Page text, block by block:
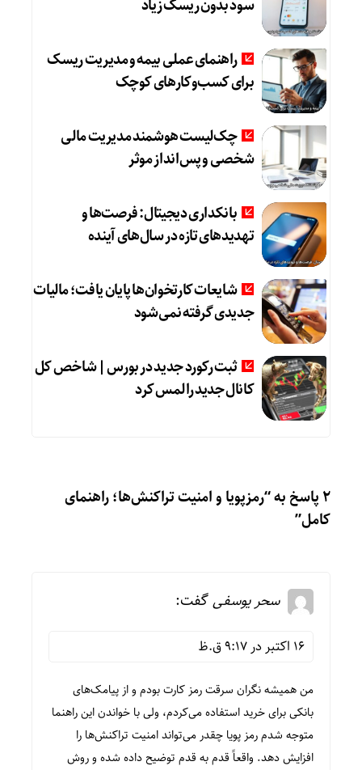
سود بدون ریسک زیاد
راهنمای عملی بیمه و مدیریت ریسک
برای کسب‌وکارهای کوچک
چک‌لیست هوشمند مدیریت مالی
شخصی و پس‌انداز موثر
بانکداری دیجیتال: فرصت‌ها و
تهدیدهای تازه در سال‌های آینده
شایعات کارتخوان‌ها پایان یافت؛ مالیات
جدیدی گرفته نمی‌شود
ثبت رکورد جدید در بورس | شاخص کل
کانال جدید را لمس کرد
2 پاسخ به “رمزپویا و امنیت تراکنش‌ها؛ راهنمای
کامل”
سحر یوسفیگفت:
16 اکتبر در 9:17 ق.ظ
من همیشه نگران سرقت رمز کارت بودم و از پیامک‌های
بانکی برای خرید استفاده می‌کردم، ولی با خواندن این راهنما
متوجه شدم رمز پویا چقدر می‌تواند امنیت تراکنش‌ها را
افزایش دهد. واقعاً قدم به قدم توضیح داده شده و روش